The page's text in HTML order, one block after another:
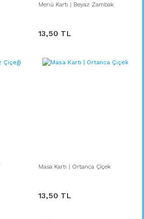
Menü Kartı | Beyaz Zambak
13,50 TL
Masa Kartı | Ortanca Çiçek
13,50 TL